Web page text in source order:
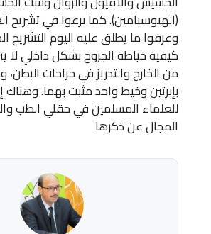
(الهيوسيامين). كما برعوا في تشريح
وعرفوا ما يطلق عليه اليوم التشريح
كيفية خياطة الجروح بشكل داخلي لا
من الخارج والتدريز في جراحات البطن،
بإبرتين وخيط واحد مثبت بهما.
للعلماء المسلمين في حقلي الطب
المجال عن ذكرها